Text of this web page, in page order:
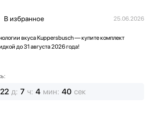
В избранное 25.06.2026
вкуса Kuppersbusch — купите комплект
до 31 августа 2026 года!
22 д: 7 ч: 4 мин: 38 сек